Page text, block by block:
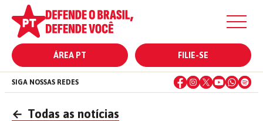
ÁREA PT FILIE-SE
SIGA NOSSAS REDES
← Todas as notícias